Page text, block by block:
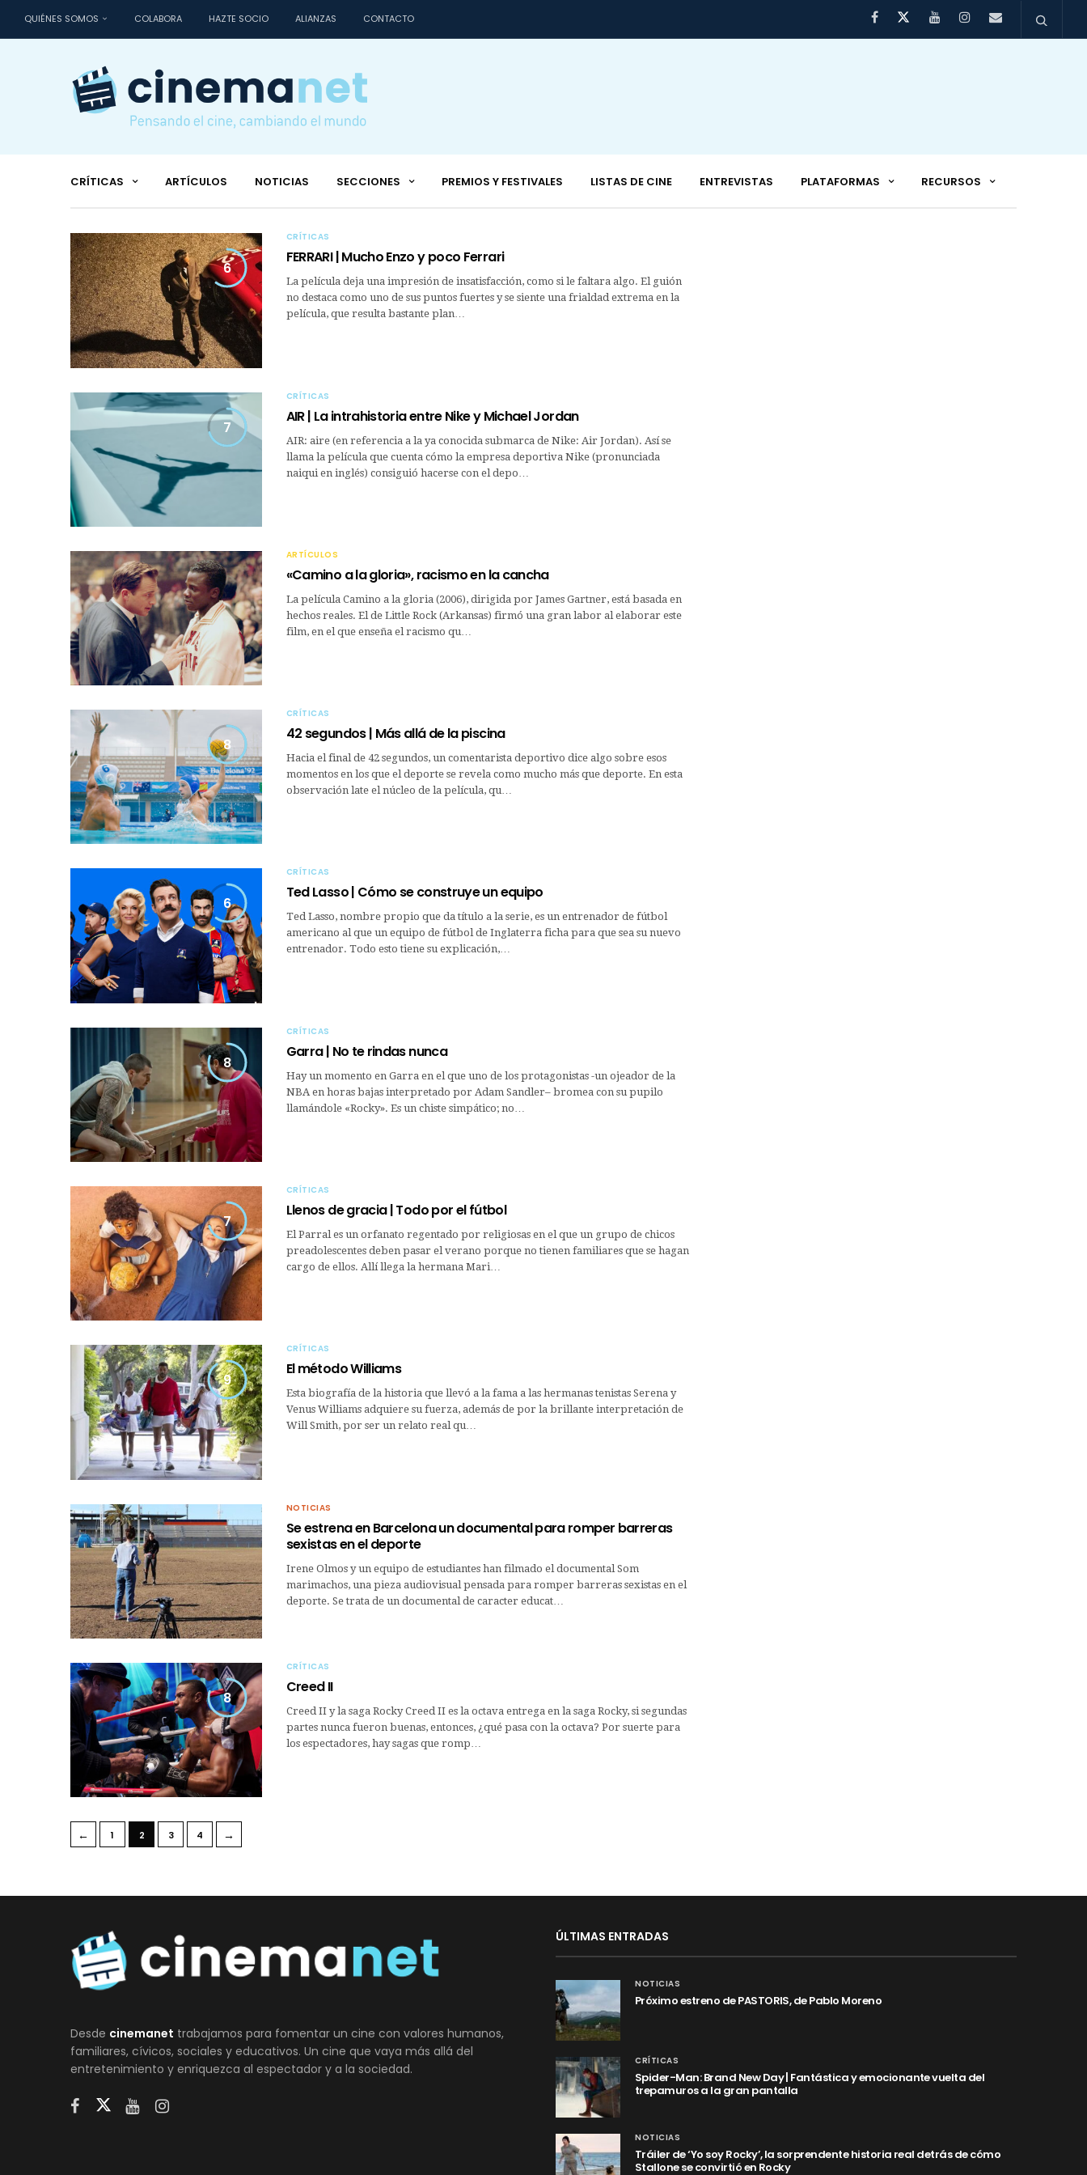
QUIÉNES SOMOS COLABORA HAZTE SOCIO ALIANZAS CONTACTO
CRÍTICAS ARTÍCULOS NOTICIAS SECCIONES PREMIOS Y FESTIVALES LISTAS DE CINE ENTREVISTAS PLATAFORMAS RECURSOS
6
CRÍTICAS
FERRARI | Mucho Enzo y poco Ferrari
La película deja una impresión de insatisfacción, como si le faltara algo. El guión
no destaca como uno de sus puntos fuertes y se siente una frialdad extrema en la
película, que resulta bastante plan…
7
CRÍTICAS
AIR | La intrahistoria entre Nike y Michael Jordan
AIR: aire (en referencia a la ya conocida submarca de Nike: Air Jordan). Así se
llama la película que cuenta cómo la empresa deportiva Nike (pronunciada
naiqui en inglés) consiguió hacerse con el depo…
ARTÍCULOS
«Camino a la gloria», racismo en la cancha
La película Camino a la gloria (2006), dirigida por James Gartner, está basada en
hechos reales. El de Little Rock (Arkansas) firmó una gran labor al elaborar este
film, en el que enseña el racismo qu…
8
CRÍTICAS
42 segundos | Más allá de la piscina
Hacia el final de 42 segundos, un comentarista deportivo dice algo sobre esos
momentos en los que el deporte se revela como mucho más que deporte. En esta
observación late el núcleo de la película, qu…
6
CRÍTICAS
Ted Lasso | Cómo se construye un equipo
Ted Lasso, nombre propio que da título a la serie, es un entrenador de fútbol
americano al que un equipo de fútbol de Inglaterra ficha para que sea su nuevo
entrenador. Todo esto tiene su explicación,…
8
CRÍTICAS
Garra | No te rindas nunca
Hay un momento en Garra en el que uno de los protagonistas -un ojeador de la
NBA en horas bajas interpretado por Adam Sandler– bromea con su pupilo
llamándole «Rocky». Es un chiste simpático; no…
7
CRÍTICAS
Llenos de gracia | Todo por el fútbol
El Parral es un orfanato regentado por religiosas en el que un grupo de chicos
preadolescentes deben pasar el verano porque no tienen familiares que se hagan
cargo de ellos. Allí llega la hermana Mari…
9
CRÍTICAS
El método Williams
Esta biografía de la historia que llevó a la fama a las hermanas tenistas Serena y
Venus Williams adquiere su fuerza, además de por la brillante interpretación de
Will Smith, por ser un relato real qu…
NOTICIAS
Se estrena en Barcelona un documental para romper barreras
sexistas en el deporte
Irene Olmos y un equipo de estudiantes han filmado el documental Som
marimachos, una pieza audiovisual pensada para romper barreras sexistas en el
deporte. Se trata de un documental de caracter educat…
8
CRÍTICAS
Creed II
Creed II y la saga Rocky Creed II es la octava entrega en la saga Rocky, si segundas
partes nunca fueron buenas, entonces, ¿qué pasa con la octava? Por suerte para
los espectadores, hay sagas que romp…
← 1 2 3 4 →
Desde cinemanet trabajamos para fomentar un cine con valores humanos,
familiares, cívicos, sociales y educativos. Un cine que vaya más allá del
entretenimiento y enriquezca al espectador y a la sociedad.
ÚLTIMAS ENTRADAS
NOTICIAS
Próximo estreno de PASTORIS, de Pablo Moreno
CRÍTICAS
Spider-Man: Brand New Day | Fantástica y emocionante vuelta del
trepamuros a la gran pantalla
NOTICIAS
Tráiler de ‘Yo soy Rocky’, la sorprendente historia real detrás de cómo
Stallone se convirtió en Rocky